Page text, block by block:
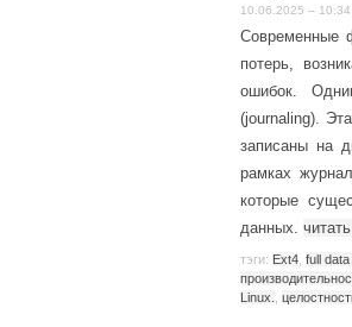
10.06.2025 – 10:34
Современные
потерь,
ошибок.
(journaling).
записаны на
рамках
которые
данных.
тэги: Ext4 full
Linux.